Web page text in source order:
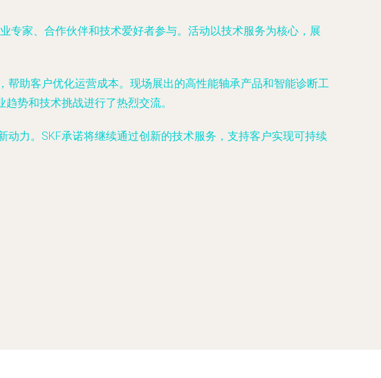
专家、合作伙伴和技术爱好者参与。活动以技术服务为核心，展
助客户优化运营成本。现场展出的高性能轴承产品和智能诊断工
势和技术挑战进行了热烈交流。
力。SKF承诺将继续通过创新的技术服务，支持客户实现可持续